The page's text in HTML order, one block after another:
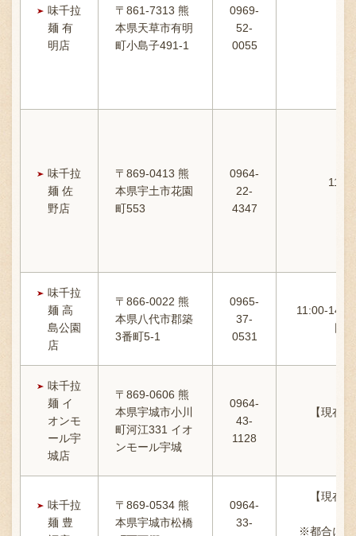
味千拉
麺 有
明店
〒861-7313 熊
本県天草市有明
町小島子491-1
0969-
52-
0055
味千拉
麺 佐
野店
〒869-0413 熊
本県宇土市花園
町553
0964-
22-
4347
味千拉
麺 高
島公園
店
〒866-0022 熊
本県八代市郡築
3番町5-1
0965-
37-
0531
11:00-
日
味千拉
麺 イ
オンモ
ール宇
城店
〒869-0606 熊
本県宇城市小川
町河江331 イオ
ンモール宇城
0964-
43-
1128
【現在
味千拉
麺 豊
〒869-0534 熊
本県宇城市松橋
0964-
33-
【現在
※都合によ